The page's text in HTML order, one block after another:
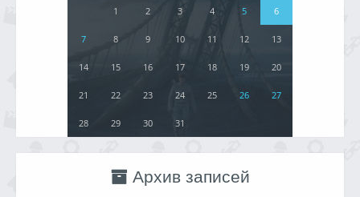
1
2 3 4 5 6
7 8 9 10 11 12 13
14 15 16 17 18 19 20
21 22 23 24 25 26 27
28 29 30 31
Архив записей